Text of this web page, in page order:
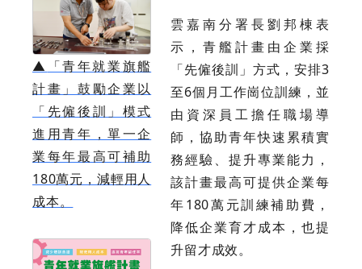
▲ 「青年就業旗艦
計畫」鼓勵企業以
「先僱後訓」模式
進用青年，單一企
業每年最高可補助
180萬元，減輕用人
成本。
雲嘉南分署長劉邦棟表
示，青艦計畫由企業採
「先僱後訓」方式，安排3
至6個月工作崗位訓練，並
由資深員工擔任職場導
師，協助青年快速累積實
務經驗、提升專業能力，
該計畫最高可提供企業每
年180萬元訓練補助費，
降低企業育才成本，也提
升留才成效。